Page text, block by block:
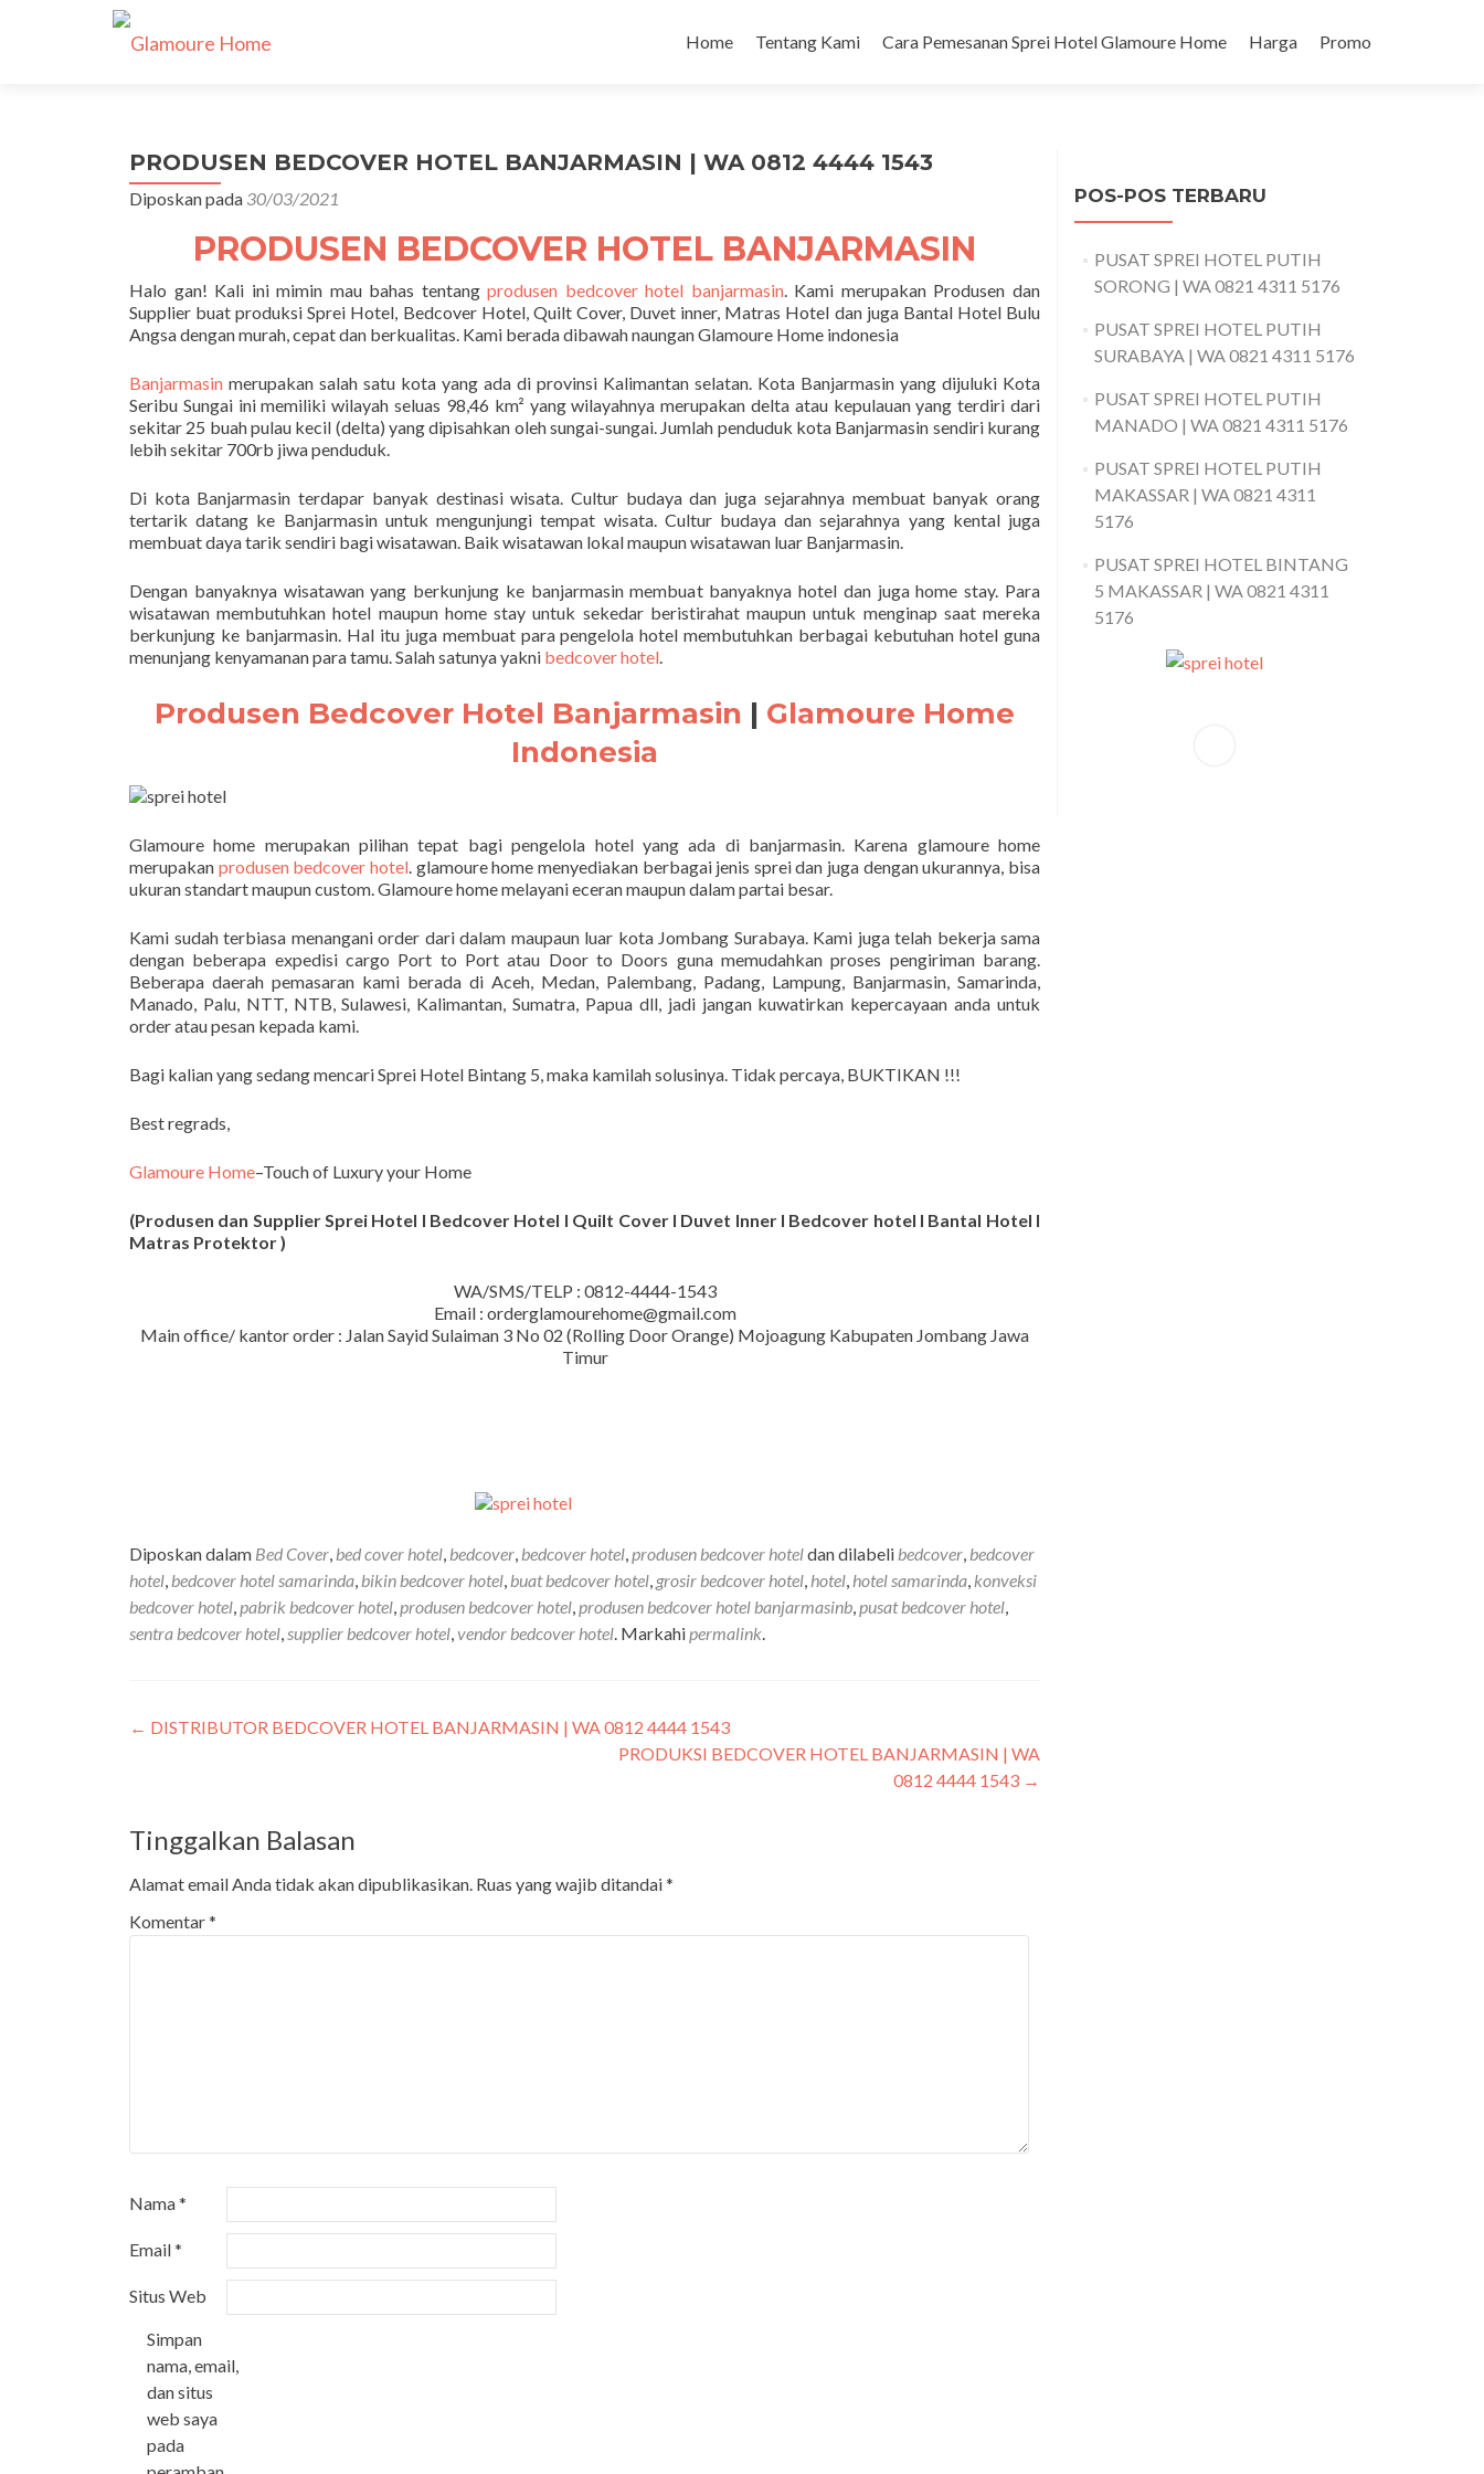
Home Tentang Kami Cara Pemesanan Sprei Hotel Glamoure Home Harga Promo
PRODUSEN BEDCOVER HOTEL BANJARMASIN | WA 0812 4444 1543
Diposkan pada 30/03/2021
PRODUSEN BEDCOVER HOTEL BANJARMASIN
Halo gan! Kali ini mimin mau bahas tentangprodusen bedcover hotel banjarmasin. Kami merupakan Produsen dan
Supplier buat produksi Sprei Hotel, Bedcover Hotel, Quilt Cover, Duvet inner, Matras Hotel dan juga Bantal Hotel Bulu
Angsa dengan murah, cepat dan berkualitas. Kami berada dibawah naungan Glamoure Home indonesia
Banjarmasin merupakan salah satu kota yang ada di provinsi Kalimantan selatan. Kota Banjarmasin yang dijuluki Kota
Seribu Sungai ini memiliki wilayah seluas 98,46 km² yang wilayahnya merupakan delta atau kepulauan yang terdiri dari
sekitar 25 buah pulau kecil (delta) yang dipisahkan oleh sungai-sungai. Jumlah penduduk kota Banjarmasin sendiri kurang
lebih sekitar 700rb jiwa penduduk.
Di kota Banjarmasin terdapar banyak destinasi wisata. Cultur budaya dan juga sejarahnya membuat banyak orang
tertarik datang ke Banjarmasin untuk mengunjungi tempat wisata. Cultur budaya dan sejarahnya yang kental juga
membuat daya tarik sendiri bagi wisatawan. Baik wisatawan lokal maupun wisatawan luar Banjarmasin.
Dengan banyaknya wisatawan yang berkunjung ke banjarmasin membuat banyaknya hotel dan juga home stay. Para
wisatawan membutuhkan hotel maupun home stay untuk sekedar beristirahat maupun untuk menginap saat mereka
berkunjung ke banjarmasin. Hal itu juga membuat para pengelola hotel membutuhkan berbagai kebutuhan hotel guna
menunjang kenyamanan para tamu. Salah satunya yakni bedcover hotel.
Produsen Bedcover Hotel Banjarmasin | Glamoure Home
Indonesia
Glamoure home merupakan pilihan tepat bagi pengelola hotel yang ada di banjarmasin. Karena glamoure home
merupakan produsen bedcover hotel. glamoure home menyediakan berbagai jenis sprei dan juga dengan ukurannya, bisa
ukuran standart maupun custom. Glamoure home melayani eceran maupun dalam partai besar.
Kami sudah terbiasa menangani order dari dalam maupaun luar kota Jombang Surabaya. Kami juga telah bekerja sama
dengan beberapa expedisi cargo Port to Port atau Door to Doors guna memudahkan proses pengiriman barang.
Beberapa daerah pemasaran kami berada di Aceh, Medan, Palembang, Padang, Lampung, Banjarmasin, Samarinda,
Manado, Palu, NTT, NTB, Sulawesi, Kalimantan, Sumatra, Papua dll, jadi jangan kuwatirkan kepercayaan anda untuk
order atau pesan kepada kami.
Bagi kalian yang sedang mencari Sprei Hotel Bintang 5, maka kamilah solusinya. Tidak percaya, BUKTIKAN !!!
Best regrads,
Glamoure Home–Touch of Luxury your Home
(Produsen dan Supplier Sprei Hotel I Bedcover Hotel I Quilt Cover I Duvet Inner I Bedcover hotel I Bantal Hotel I
Matras Protektor )
WA/SMS/TELP : 0812-4444-1543
Email : orderglamourehome@gmail.com
Main office/ kantor order : Jalan Sayid Sulaiman 3 No 02 (Rolling Door Orange) Mojoagung Kabupaten Jombang Jawa
Timur
Diposkan dalam Bed Cover, bed cover hotel, bedcover, bedcover hotel,produsen bedcover hoteldan dilabeli bedcover, bedcover
hotel, bedcover hotel samarinda, bikin bedcover hotel, buat bedcover hotel, grosir bedcover hotel, hotel, hotel samarinda, konveksi
bedcover hotel,pabrik bedcover hotel,produsen bedcover hotel,produsen bedcover hotel banjarmasinb,pusat bedcover hotel,
sentra bedcover hotel,supplier bedcover hotel,vendor bedcover hotel. Markahipermalink.
← DISTRIBUTOR BEDCOVER HOTEL BANJARMASIN | WA 0812 4444 1543
PRODUKSI BEDCOVER HOTEL BANJARMASIN | WA
0812 4444 1543 →
Tinggalkan Balasan
Alamat email Anda tidak akan dipublikasikan. Ruas yang wajib ditandai*
Komentar*
Nama*
Email*
Situs Web
Simpan
nama, email,
dan situs
web saya
pada
POS-POS TERBARU
PUSAT SPREI HOTEL PUTIH
SORONG | WA 0821 4311 5176
PUSAT SPREI HOTEL PUTIH
SURABAYA | WA 0821 4311 5176
PUSAT SPREI HOTEL PUTIH
MANADO | WA 0821 4311 5176
PUSAT SPREI HOTEL PUTIH
MAKASSAR | WA 0821 4311
5176
PUSAT SPREI HOTEL BINTANG
5 MAKASSAR | WA 0821 4311
5176